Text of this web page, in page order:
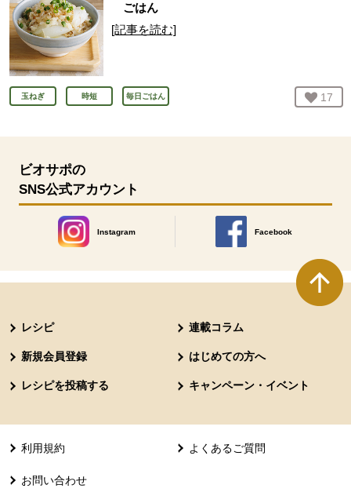
ごはん
[記事を読む]
玉ねぎ 時短 毎日ごはん お気
17
ビオサポの
SNS公式アカウント
Instagram
別のウィンドウで開きます。
Facebook
別のウィンドウで開きます
レシピ 連載コラム
新規会員登録 はじめての方へ
レシピを投稿する キャンペーン・イベント
利用規約 よくあるご質問
お問い合わせ